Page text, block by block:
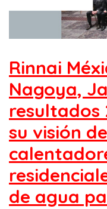
Rinnai
Nagoya,
resultados
su visión
de agua